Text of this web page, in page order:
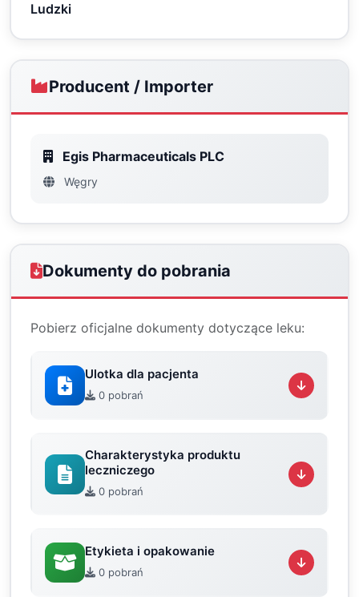
Ludzki
Producent / Importer
Egis Pharmaceuticals PLC
Węgry
Dokumenty do pobrania
Pobierz oficjalne dokumenty dotyczące leku:
Ulotka dla pacjenta
0 pobrań
Charakterystyka produktu
leczniczego
0 pobrań
Etykieta i opakowanie
0 pobrań